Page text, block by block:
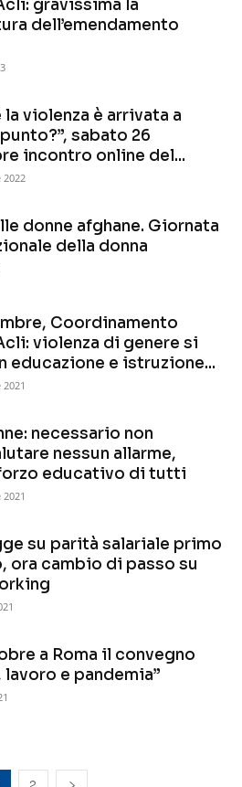
gravissima la
dell’emendamento
la violenza è arrivata a
sabato 26
incontro online del...
2022
donne afghane. Giornata
della donna
Coordinamento
violenza di genere si
educazione e istruzione...
necessario non
nessun allarme,
educativo di tutti
su parità salariale primo
ora cambio di passo su
a Roma il convegno
lavoro e pandemia”